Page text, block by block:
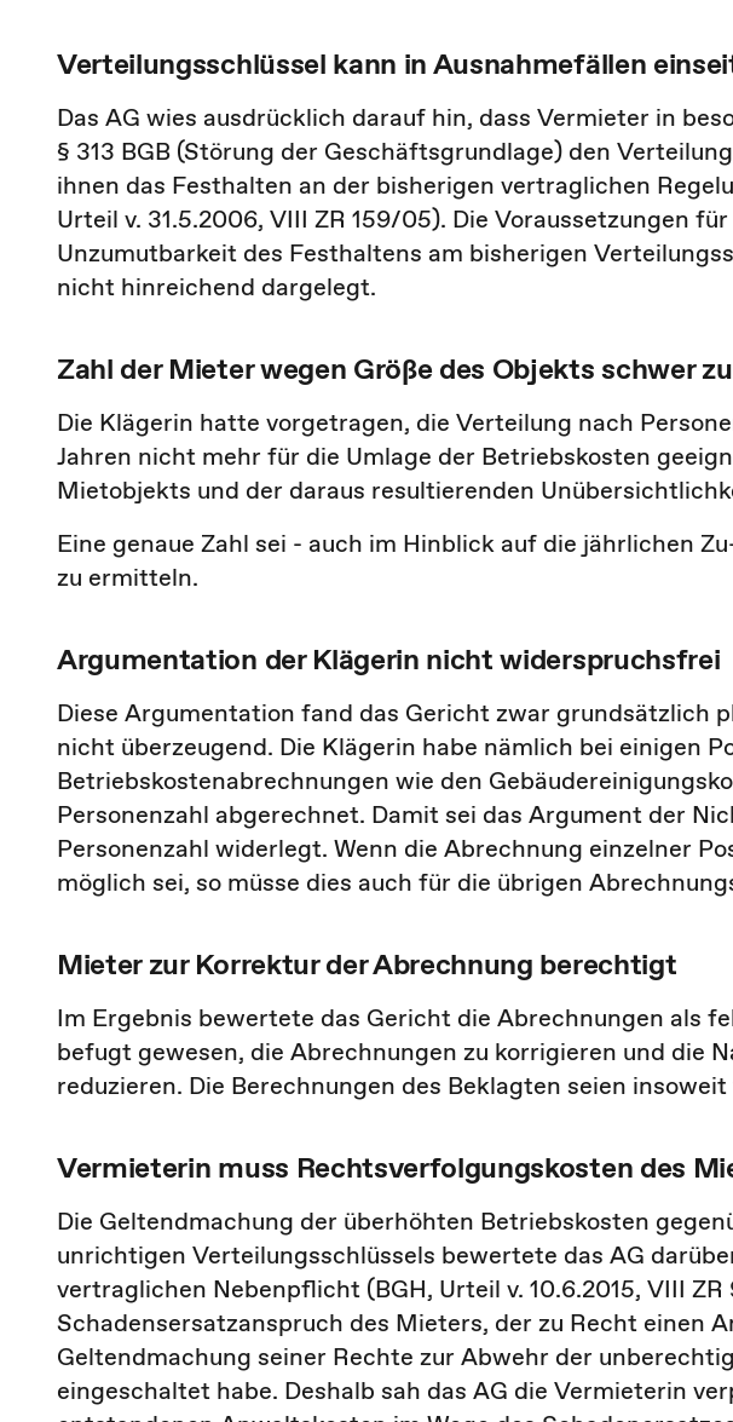
Verteilungsschlüssel kann in Ausnahmefällen
Das AG wies ausdrücklich darauf hin, dass Vermieter in
§ 313 BGB (Störung der Geschäftsgrundlage) den
ihnen das Festhalten an der bisherigen vertraglichen
Urteil v. 31.5.2006, VIII ZR 159/05). Die Voraussetzungen
Unzumutbarkeit des Festhaltens am bisherigen
nicht hinreichend dargelegt.
Zahl der Mieter wegen Größe des Objekts schwer
Die Klägerin hatte vorgetragen, die Verteilung nach
Jahren nicht mehr für die Umlage der Betriebskosten
Mietobjekts und der daraus resultierenden
Eine genaue Zahl sei - auch im Hinblick auf die jährlichen
zu ermitteln.
Argumentation der Klägerin nicht widerspruchsfrei
Diese Argumentation fand das Gericht zwar grundsätzlich
nicht überzeugend. Die Klägerin habe nämlich bei einigen
Betriebskostenabrechnungen wie den
Personenzahl abgerechnet. Damit sei das Argument der
Personenzahl widerlegt. Wenn die Abrechnung einzelner
möglich sei, so müsse dies auch für die übrigen
Mieter zur Korrektur der Abrechnung berechtigt
Im Ergebnis bewertete das Gericht die Abrechnungen als
befugt gewesen, die Abrechnungen zu korrigieren und die
reduzieren. Die Berechnungen des Beklagten seien
Vermieterin muss Rechtsverfolgungskosten des
Die Geltendmachung der überhöhten Betriebskosten
unrichtigen Verteilungsschlüssels bewertete das AG
vertraglichen Nebenpflicht (BGH, Urteil v. 10.6.2015, VIII
Schadensersatzanspruch des Mieters, der zu Recht einen
Geltendmachung seiner Rechte zur Abwehr der
eingeschaltet habe. Deshalb sah das AG die Vermieterin